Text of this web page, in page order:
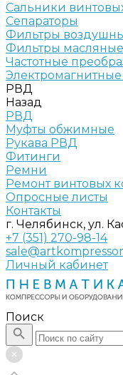
Сальники
Сепараторы
Фильтры
Фильтры масляные
Частотные
РВД
Назад
РВД
Муфты обжимные
Рукава РВД
Фитинги
Ремни
Ремонт винтовых
Опросные листы
Контакты
г. Челябинск, ул.
+7 (351) 270-98-14
Личный кабинет
Поиск